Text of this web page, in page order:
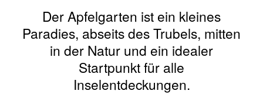
Der Apfelgarten ist ein kleines
Paradies, abseits des Trubels, mitten
in der Natur und ein idealer
Startpunkt für alle
Inselentdeckungen.